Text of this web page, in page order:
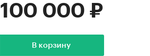
100 000 ₽
В корзину